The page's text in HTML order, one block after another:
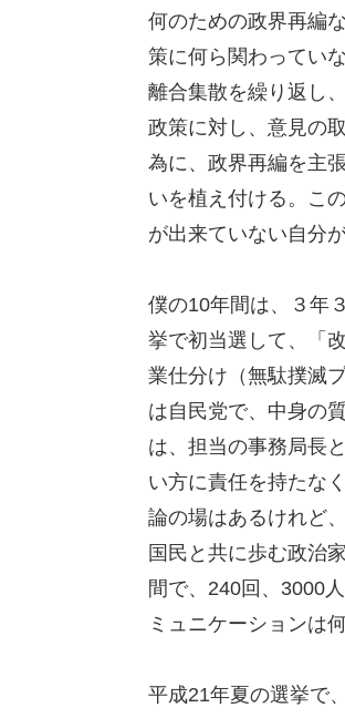
何のための政界再編
策に何ら関わってい
離合集散を繰り返し
政策に対し、意見の
為に、政界再編を主
いを植え付ける。こ
が出来ていない自分
僕の10年間は、３年
挙で初当選して、「
業仕分け（無駄撲滅
は自民党で、中身の
は、担当の事務局長
い方に責任を持たな
論の場はあるけれど
国民と共に歩む政治
間で、240回、3000
ミュニケーションは
平成21年夏の選挙で